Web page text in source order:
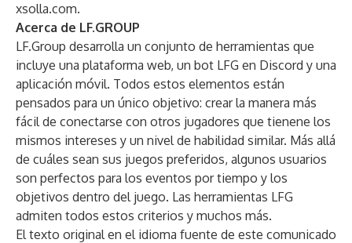
xsolla.com.
Acerca de LF.GROUP
LF.Group desarrolla un conjunto de herramientas que
incluye una plataforma web, un bot LFG en Discord y una
aplicación móvil. Todos estos elementos están
pensados para un único objetivo: crear la manera más
fácil de conectarse con otros jugadores que tienene los
mismos intereses y un nivel de habilidad similar. Más allá
de cuáles sean sus juegos preferidos, algunos usuarios
son perfectos para los eventos por tiempo y los
objetivos dentro del juego. Las herramientas LFG
admiten todos estos criterios y muchos más.
El texto original en el idioma fuente de este comunicado